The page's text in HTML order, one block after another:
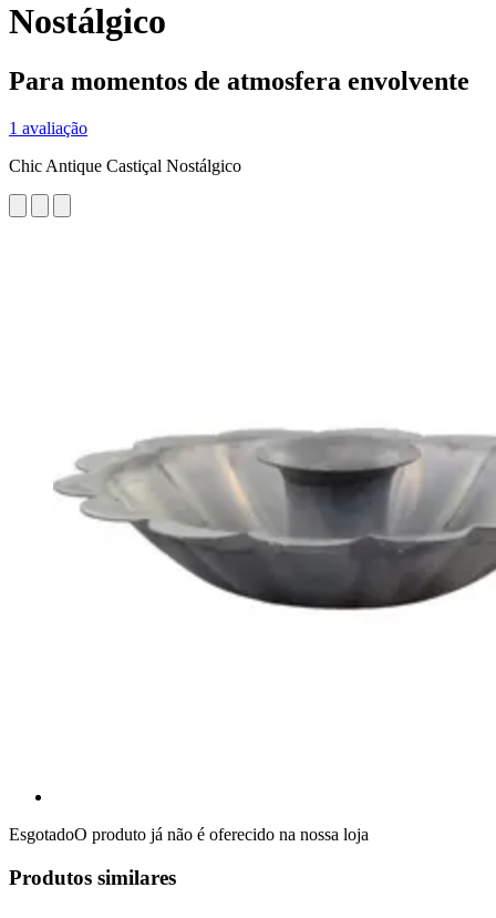
Nostálgico
Para momentos de atmosfera envolvente
1 avaliação
Chic Antique Castiçal Nostálgico
EsgotadoO produto já não é oferecido na nossa loja
Produtos similares